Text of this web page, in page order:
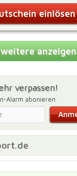
einlösen
anzeigen
verpassen!
Alarm abonieren.